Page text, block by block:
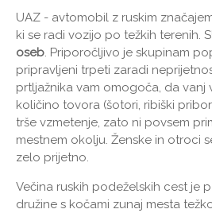
UAZ - avtomobil z ruskim
ki se radi vozijo po težkih terenih.
oseb. Priporočljivo je skupinam
pripravljeni trpeti zaradi
prtljažnika vam omogoča, da vanj
količino tovora (šotori, ribiški
trše vzmetenje, zato ni povsem
mestnem okolju. Ženske in otroci
zelo prijetno.
Večina ruskih podeželskih cest je
družine s kočami zunaj mesta